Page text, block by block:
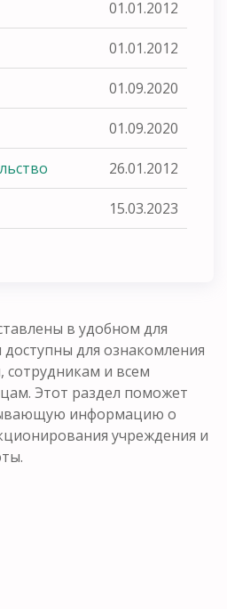
01.01.2012
01.01.2012
01.09.2020
01.09.2020
26.01.2012
15.03.2023
в удобном для
для ознакомления
сотрудникам и всем
Этот раздел поможет
информацию о
учреждения и